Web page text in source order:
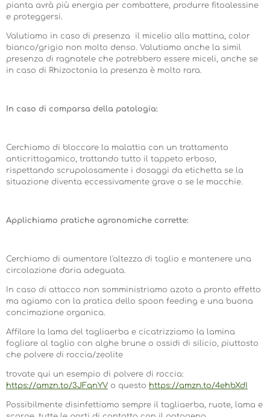
pianta avrà più energia per combattere, produrre fitoalessine
e proteggersi.
Valutiamo in caso di presenza il micelio alla mattina, color
bianco/grigio non molto denso. Valutiamo anche la simil
presenza di ragnatele che potrebbero essere miceli, anche se
in caso di Rhizoctonia la presenza è molto rara.
In caso di comparsa della patologia:
Cerchiamo di bloccare la malattia con un trattamento
anticrittogamico, trattando tutto il tappeto erboso,
rispettando scrupolosamente i dosaggi da etichetta se la
situazione diventa eccessivamente grave o se le macchie.
Applichiamo pratiche agronomiche corrette:
Cerchiamo di aumentare l'altezza di taglio e mantenere una
circolazione d'aria adeguata.
In caso di attacco non somministriamo azoto a pronto effetto
ma agiamo con la pratica dello spoon feeding e una buona
concimazione organica.
Affilare la lama del tagliaerba e cicatrizziamo la lamina
fogliare al taglio con alghe brune o ossidi di silicio, piuttosto
che polvere di roccia/zeolite
trovate qui un esempio di polvere di roccia:
https://amzn.to/3JFqnYV o questo https://amzn.to/4ehbXdI
Possibilmente disinfettiamo sempre il tagliaerba, ruote, lama e